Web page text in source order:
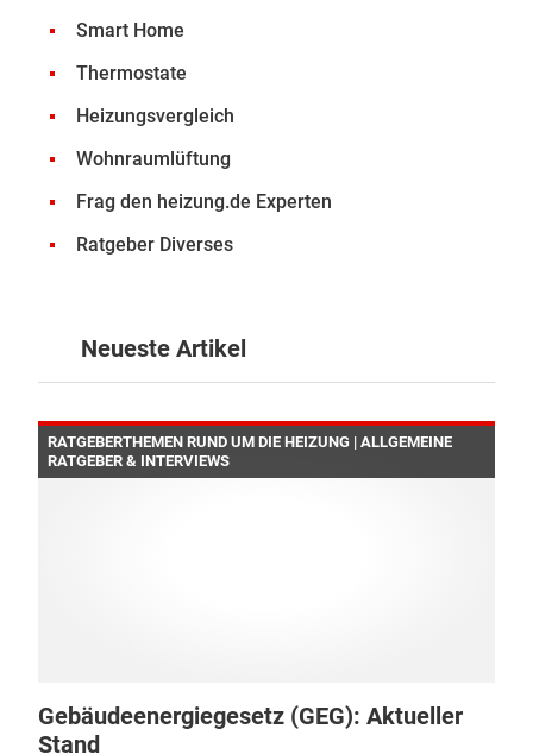
Smart Home
Thermostate
Heizungsvergleich
Wohnraumlüftung
Frag den heizung.de Experten
Ratgeber Diverses
Neueste Artikel
RATGEBERTHEMEN RUND UM DIE HEIZUNG | ALLGEMEINE
RATGEBER & INTERVIEWS
Gebäudeenergiegesetz (GEG): Aktueller
Stand